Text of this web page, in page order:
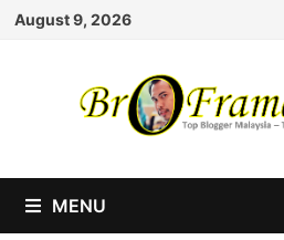
Skip
August 9, 2026
MENU